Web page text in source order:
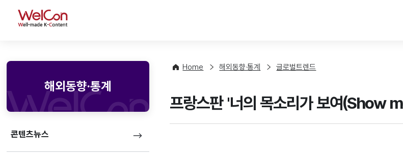
WelCon
해외동향·통계
콘텐츠뉴스
Home 해외동향·통계 글로벌트렌드
프랑스판 '너의 목소리가 보여(Show